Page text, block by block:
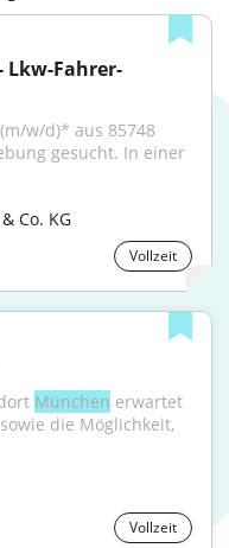
Lkw-Fahrer-
w/d)* aus 85748
gesucht. In einer
Co. KG
Vollzeit
München erwartet
die Möglichkeit,
Vollzeit